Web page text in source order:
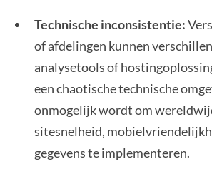
Technische inconsistentie:
of afdelingen kunnen
analysetools of
een chaotische technische
onmogelijk wordt om
sitesnelheid,
gegevens te implementeren.